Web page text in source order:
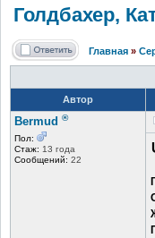
Голдбахер,
Главная »
Автор
Bermud ®
Пол:
Стаж: 13 года
Сообщений: 22